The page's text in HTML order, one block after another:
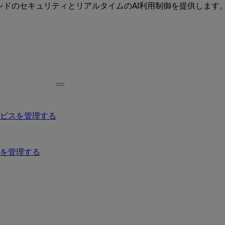
のセキュリティとリアルタイムのAI利用制御を提供します。
スを管理する
管理する